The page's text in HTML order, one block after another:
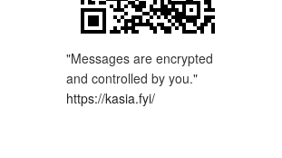
"Messages are encrypted
and controlled by you."
https://kasia.fyi/